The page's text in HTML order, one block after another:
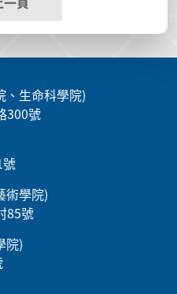
、生命科學院)
300號
術學院)
85號
院)